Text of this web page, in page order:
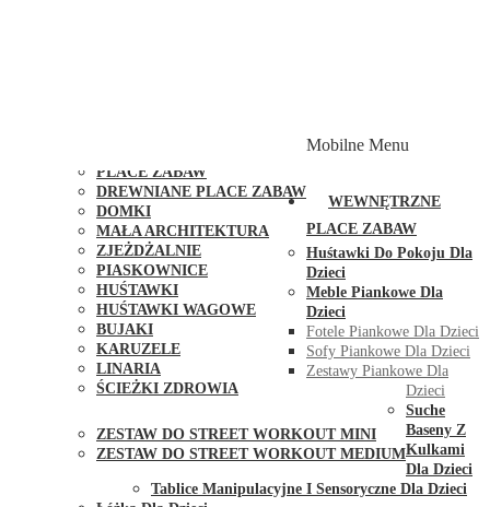
PLACE ZABAW
DREWNIANE PLACE ZABAW
DOMKI
MAŁA ARCHITEKTURA
ZJEŻDŻALNIE
PIASKOWNICE
HUŚTAWKI
HUŚTAWKI WAGOWE
BUJAKI
KARUZELE
LINARIA
ŚCIEŻKI ZDROWIA
ZESTAW DO STREET WORKOUT MINI
ZESTAW DO STREET WORKOUT MEDIUM
Mobilne Menu
WEWNĘTRZNE
PLACE ZABAW
Huśtawki Do Pokoju Dla
Dzieci
Meble Piankowe Dla
Dzieci
Fotele Piankowe Dla Dzieci
Sofy Piankowe Dla Dzieci
Zestawy Piankowe Dla
Dzieci
Suche
Baseny Z
Kulkami
Dla Dzieci
Tablice Manipulacyjne I Sensoryczne Dla Dzieci